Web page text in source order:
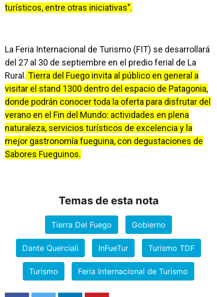
turísticos, entre otras iniciativas".
La Feria Internacional de Turismo (FIT) se desarrollará
del 27 al 30 de septiembre en el predio ferial de La
Rural. Tierra del Fuego invita al público en general a
visitar el stand 1300 dentro del espacio de Patagonia,
donde podrán conocer toda la oferta para disfrutar del
verano en el Fin del Mundo: actividades en plena
naturaleza, servicios turísticos de excelencia y la
mejor gastronomía fueguina, con degustaciones de
Sabores Fueguinos.
Temas de esta nota
Tierra Del Fuego Gobierno
Dante Querciali InFueTur Turismo TDF
Turismo Feria Internacional de Turismo